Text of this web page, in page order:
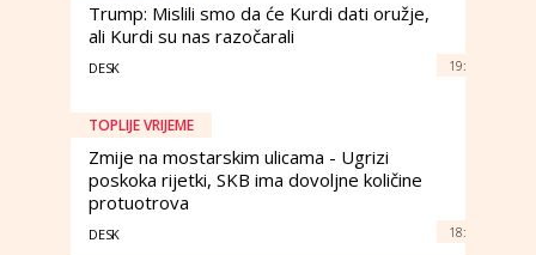
Trump: Mislili smo da će Kurdi dati oružje,
ali Kurdi su nas razočarali
DESK 19:
TOPLIJE VRIJEME
Zmije na mostarskim ulicama - Ugrizi
poskoka rijetki, SKB ima dovoljne količine
protuotrova
DESK 18: